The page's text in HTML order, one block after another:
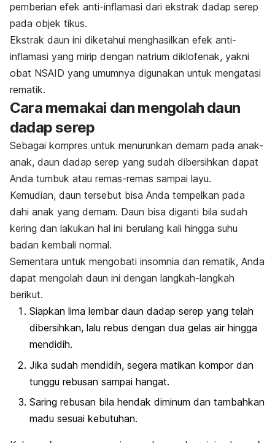
pemberian efek anti-inflamasi dari ekstrak dadap serep
pada objek tikus.
Ekstrak daun ini diketahui menghasilkan efek anti-
inflamasi yang mirip dengan natrium diklofenak, yakni
obat NSAID yang umumnya digunakan untuk mengatasi
rematik.
Cara memakai dan mengolah daun
dadap serep
Sebagai kompres untuk menurunkan demam pada anak-
anak, daun dadap serep yang sudah dibersihkan dapat
Anda tumbuk atau remas-remas sampai layu.
Kemudian, daun tersebut bisa Anda tempelkan pada
dahi anak yang demam. Daun bisa diganti bila sudah
kering dan lakukan hal ini berulang kali hingga suhu
badan kembali normal.
Sementara untuk mengobati insomnia dan rematik, Anda
dapat mengolah daun ini dengan langkah-langkah
berikut.
Siapkan lima lembar daun dadap serep yang telah
dibersihkan, lalu rebus dengan dua gelas air hingga
mendidih.
Jika sudah mendidih, segera matikan kompor dan
tunggu rebusan sampai hangat.
Saring rebusan bila hendak diminum dan tambahkan
madu sesuai kebutuhan.